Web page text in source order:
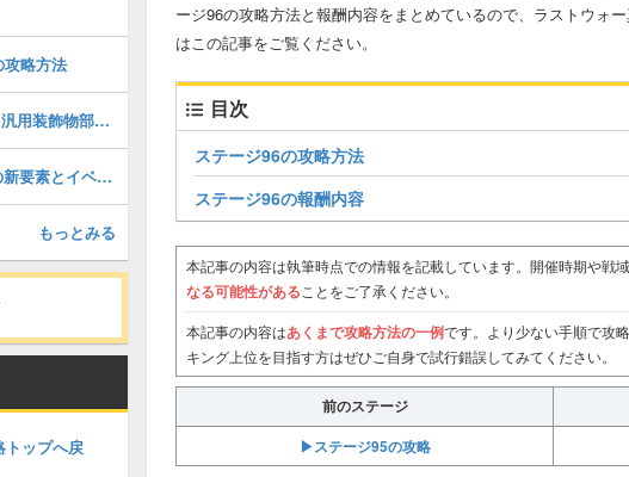
ージ96の攻略方法と報酬内容をまとめているので、ラストウォ
はこの記事をご覧ください。
目次
ステージ96の攻略方法
ステージ96の報酬内容
本記事の内容は執筆時点での情報を記載しています。開催時期や戦
なる可能性がある ことをご了承ください。
本記事の内容はあくまで攻略方法の一例です。より少ない手順で攻
キング上位を目指す方はぜひご自身で試行錯誤してみてください。
前のステージ
▶︎ステージ95の攻略
攻略方法
UR装飾物の強化優先度と汎用装飾物部品の入手方法
シーズン6：忘却の雨林の新要素とイベントまとめ
もっとみる
ップへ戻